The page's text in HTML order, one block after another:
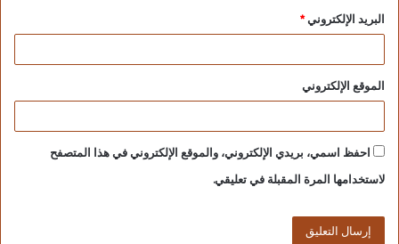
البريد الإلكتروني*
الموقع الإلكتروني
احفظ اسمي، بريدي الإلكتروني، والموقع الإلكتروني في هذا المتصفح
لاستخدامها المرة المقبلة في تعليقي.